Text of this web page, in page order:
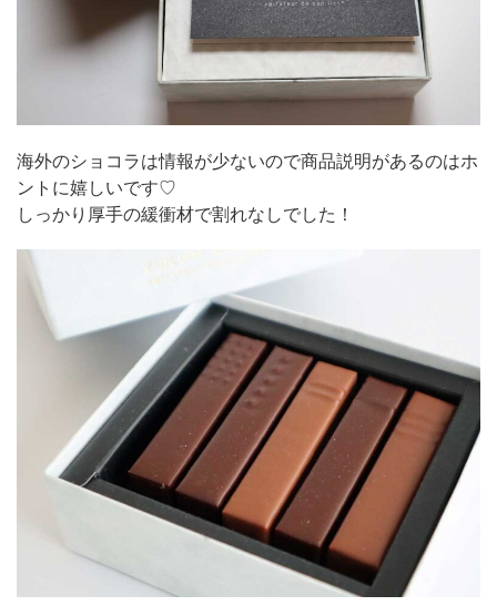
海外のショコラは情報が少ないので商品説明があるのはホ
ントに嬉しいです♡
しっかり厚手の緩衝材で割れなしでした！